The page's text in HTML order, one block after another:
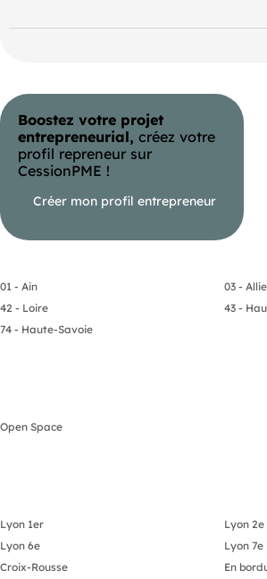
Boostez votre projet
entrepreneurial, créez votre
profil repreneur sur
CessionPME !
Créer mon profil entrepreneur
01 - Ain 03 -
42 - Loire
43 -
74 - Haute-Savoie
Open Space
Lyon 1er Lyon 2e
Lyon 6e
Lyon 7e
Croix-Rousse
En